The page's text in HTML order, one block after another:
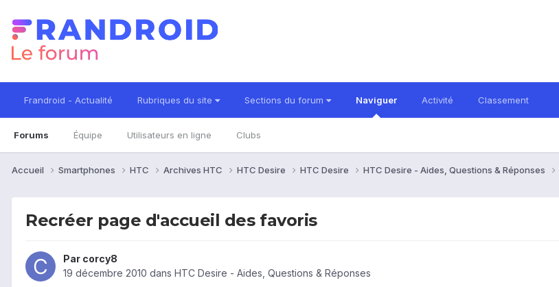
Frandroid - Actualité Rubriques du site Sections du forum Naviguer
Forums Équipe Utilisateurs en ligne Clubs
Activité Classement
Accueil Smartphones HTC Archives HTC HTC Desire HTC Desire HTC Desire - Aides, Questions & Réponses
Recréer page d'accueil des favoris
Par corcy8
19 décembre 2010 dans HTC Desire - Aides, Questions & Réponses